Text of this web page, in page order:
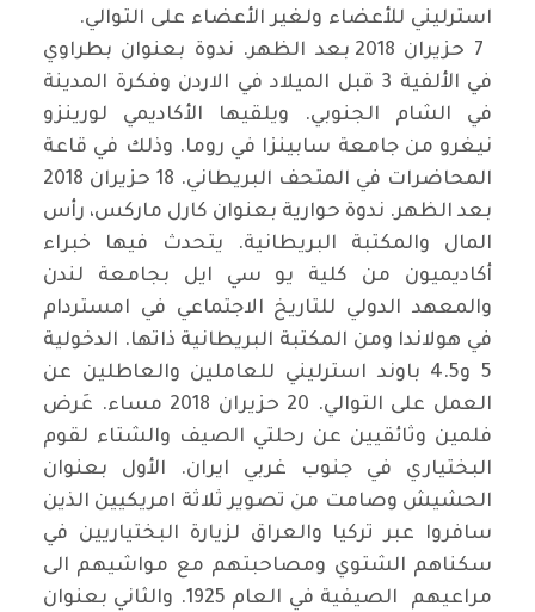
استرليني للأعضاء ولغير الأعضاء على التوالي.
7 حزيران 2018 بعد الظهر. ندوة بعنوان بطراوي
في الألفية 3 قبل الميلاد في الاردن وفكرة المدينة
في الشام الجنوبي. ويلقيها الأكاديمي لورينزو
نيغرو من جامعة سابينزا في روما. وذلك في قاعة
المحاضرات في المتحف البريطاني. 18 حزيران 2018
بعد الظهر. ندوة حوارية بعنوان كارل ماركس، رأس
المال والمكتبة البريطانية. يتحدث فيها خبراء
أكاديميون من كلية يو سي ايل بجامعة لندن
والمعهد الدولي للتاريخ الاجتماعي في امستردام
في هولاندا ومن المكتبة البريطانية ذاتها. الدخولية
5 و4.5 باوند استرليني للعاملين والعاطلين عن
العمل على التوالي. 20 حزيران 2018 مساء. عَرض
فلمين وثائقيين عن رحلتي الصيف والشتاء لقوم
البختياري في جنوب غربي ايران. الأول بعنوان
الحشيش وصامت من تصوير ثلاثة امريكيين الذين
سافروا عبر تركيا والعراق لزيارة البختياريين في
سكناهم الشتوي ومصاحبتهم مع مواشيهم الى
مراعيهم الصيفية في العام 1925. والثاني بعنوان